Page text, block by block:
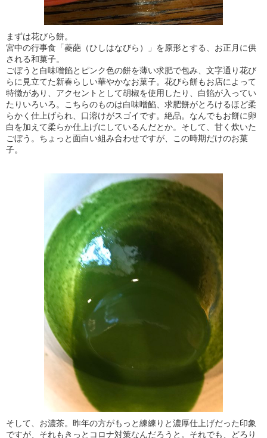
まずは花びら餅。
宮中の行事食「菱葩（ひしはなびら）」を原形とする、お正月に供
される和菓子。
ごぼうと白味噌餡とピンク色の餅を薄い求肥で包み、文字通り花び
らに見立てた新春らしい華やかなお菓子。花びら餅もお店によって
特徴があり、アクセントとして胡椒を使用したり、白餡が入ってい
たりいろいろ。こちらのものは白味噌餡、求肥餅がとろけるほど柔
らかく仕上げられ、口溶けがスゴイです。絶品。なんでもお餅に卵
白を加えて柔らか仕上げにしているんだとか。そして、甘く炊いた
ごぼう。ちょっと面白い組み合わせですが、この時期だけのお菓
子。
そして、お濃茶。昨年の方がもっと練練りと濃厚仕上げだった印象
ですが、それもきっとコロナ対策なんだろうと。それでも、どろり